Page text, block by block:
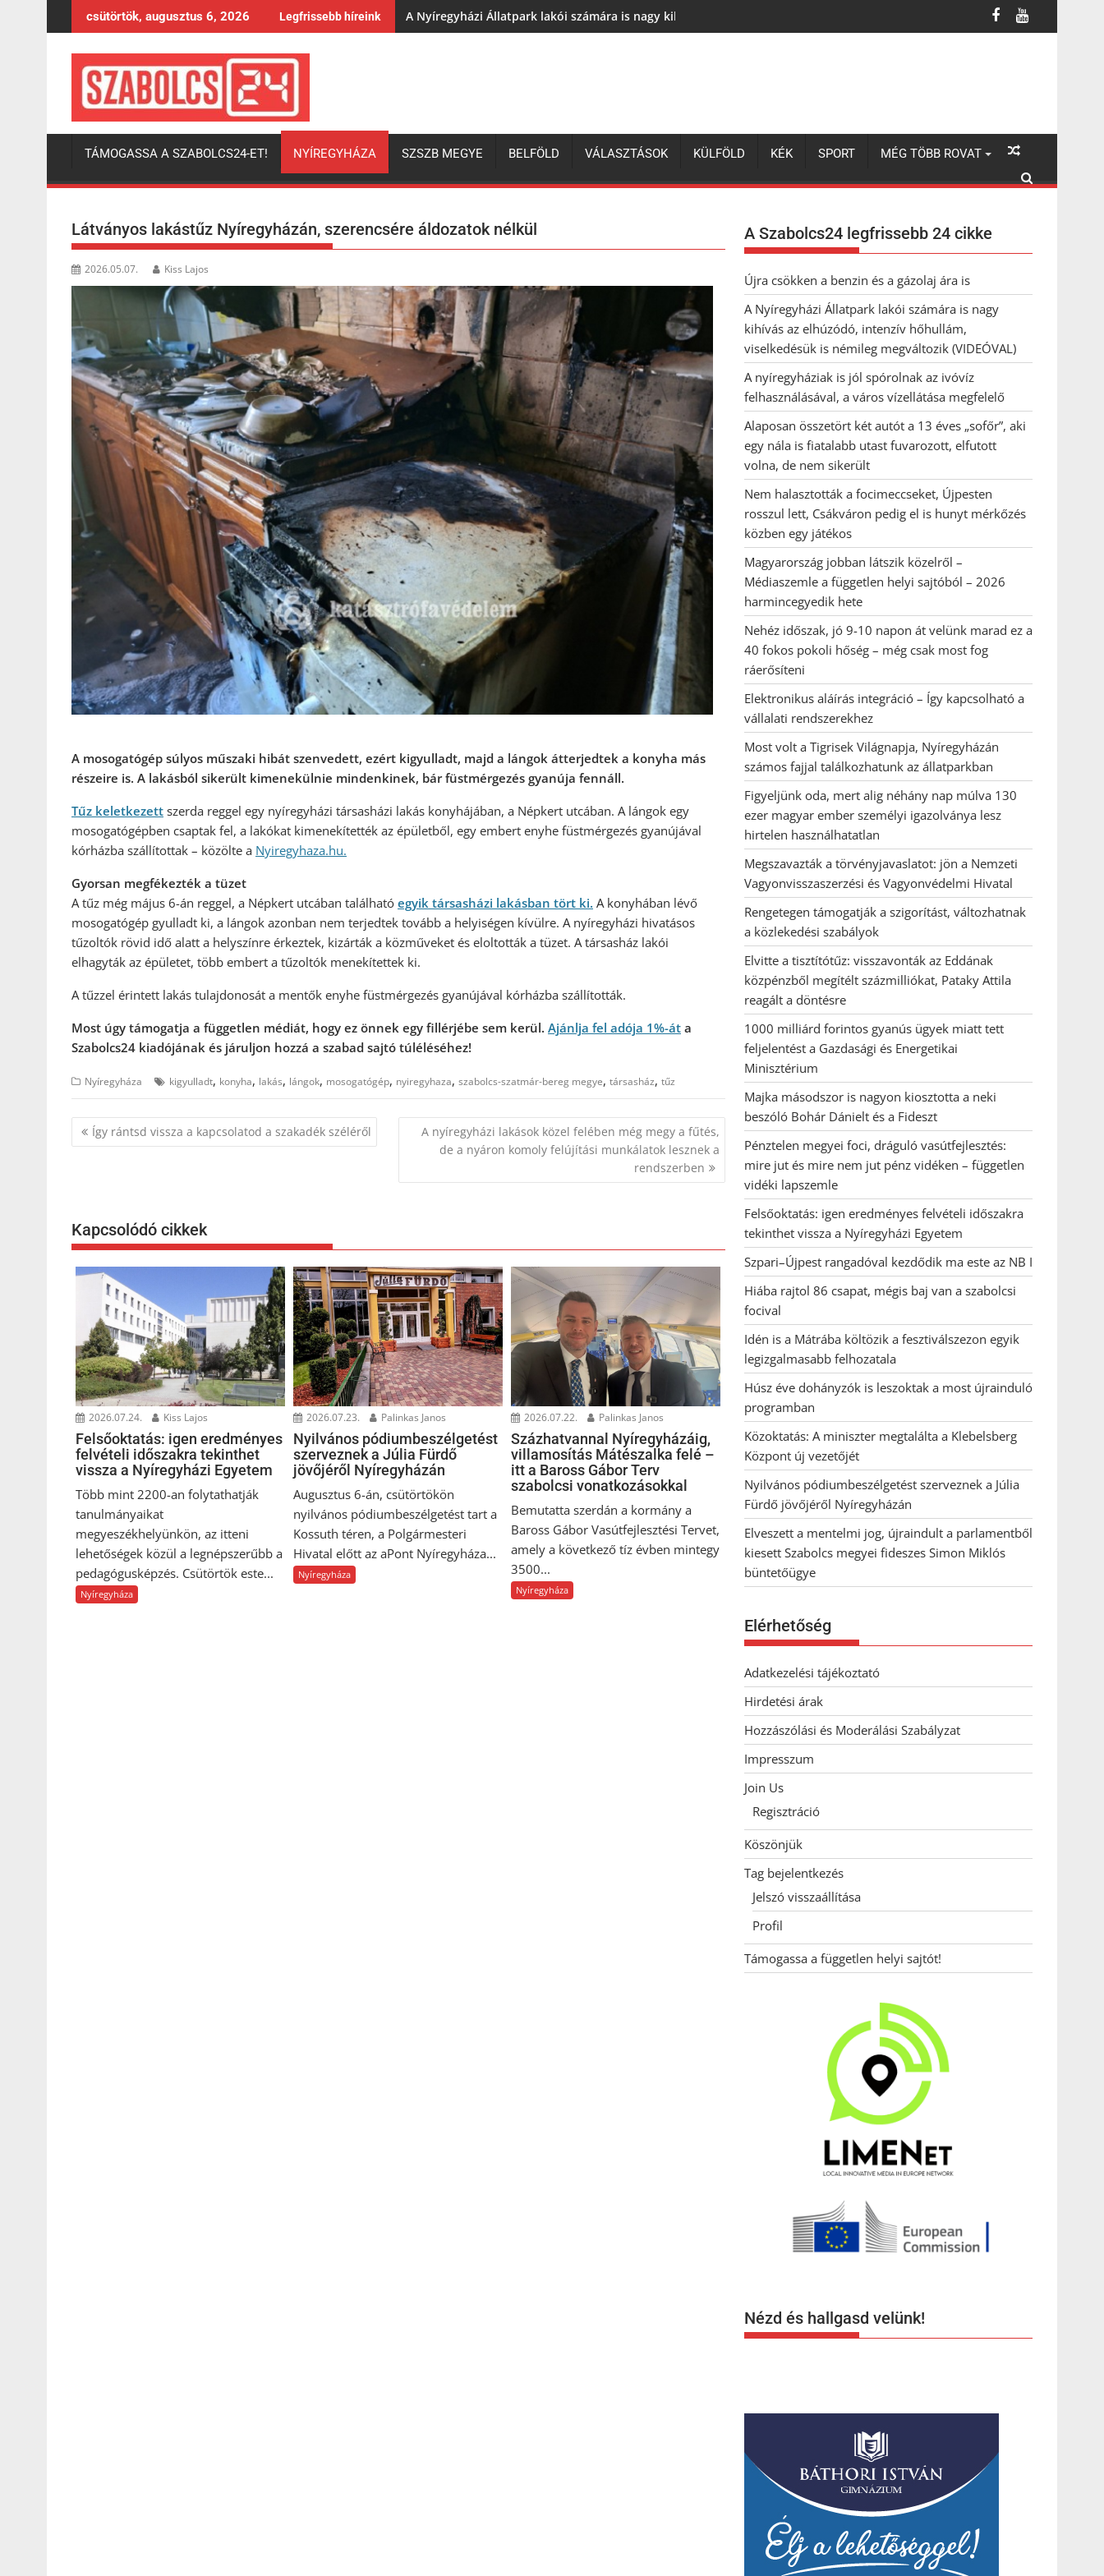
to
csütörtök, augusztus 6, 2026 Legfrissebb híreink A Nyíregyházi Állatpark lakói számára is nagy kihívás az elhúzódó, intenzív hőhullám, viselkedésük is némileg megváltozik
TÁMOGASSA A SZABOLCS24-ET! NYÍREGYHÁZA SZSZB MEGYE BELFÖLD VÁLASZTÁSOK KÜLFÖLD KÉK SPORT MÉG TÖBB ROVAT
Látványos lakástűz Nyíregyházán, szerencsére áldozatok nélkül
2026.05.07. Kiss Lajos
A mosogatógép súlyos műszaki hibát szenvedett, ezért kigyulladt, majd a lángok átterjedtek a konyha más
részeire is. A lakásból sikerült kimenekülnie mindenkinek, bár füstmérgezés gyanúja fennáll.
Tűz keletkezett szerda reggel egy nyíregyházi társasházi lakás konyhájában, a Népkert utcában. A lángok egy
mosogatógépben csaptak fel, a lakókat kimenekítették az épületből, egy embert enyhe füstmérgezés gyanújával
kórházba szállítottak – közölte a Nyiregyhaza.hu.
Gyorsan megfékezték a tüzet
A tűz még május 6-án reggel, a Népkert utcában található egyik társasházi lakásban tört ki. A konyhában lévő
mosogatógép gyulladt ki, a lángok azonban nem terjedtek tovább a helyiségen kívülre. A nyíregyházi hivatásos
tűzoltók rövid idő alatt a helyszínre érkeztek, kizárták a közműveket és eloltották a tüzet. A társasház lakói
elhagyták az épületet, több embert a tűzoltók menekítettek ki.
A tűzzel érintett lakás tulajdonosát a mentők enyhe füstmérgezés gyanújával kórházba szállították.
Most úgy támogatja a független médiát, hogy ez önnek egy fillérjébe sem kerül. Ajánlja fel adója 1%-át a
Szabolcs24 kiadójának és járuljon hozzá a szabad sajtó túléléséhez!
Nyíregyháza kigyulladt, konyha, lakás, lángok, mosogatógép, nyiregyhaza, szabolcs-szatmár-bereg megye, társasház, tűz
Bejegyzés
navigáció
Így rántsd vissza a kapcsolatod a szakadék széléről
A nyíregyházi lakások közel felében még megy a fűtés,
de a nyáron komoly felújítási munkálatok lesznek a
rendszerben
Kapcsolódó cikkek
2026.07.24. Kiss Lajos
Felsőoktatás: igen eredményes
felvételi időszakra tekinthet
vissza a Nyíregyházi Egyetem
Több mint 2200-an folytathatják
tanulmányaikat
megyeszékhelyünkön, az itteni
lehetőségek közül a legnépszerűbb a
pedagógusképzés. Csütörtök este...
Nyíregyháza
2026.07.23. Palinkas Janos
Nyilvános pódiumbeszélgetést
szerveznek a Júlia Fürdő
jövőjéről Nyíregyházán
Augusztus 6-án, csütörtökön
nyilvános pódiumbeszélgetést tart a
Kossuth téren, a Polgármesteri
Hivatal előtt az aPont Nyíregyháza...
Nyíregyháza
2026.07.22. Palinkas Janos
Százhatvannal Nyíregyházáig,
villamosítás Mátészalka felé –
itt a Baross Gábor Terv
szabolcsi vonatkozásokkal
Bemutatta szerdán a kormány a
Baross Gábor Vasútfejlesztési Tervet,
amely a következő tíz évben mintegy
3500...
Nyíregyháza
A Szabolcs24 legfrissebb 24 cikke
Újra csökken a benzin és a gázolaj ára is
A Nyíregyházi Állatpark lakói számára is nagy
kihívás az elhúzódó, intenzív hőhullám,
viselkedésük is némileg megváltozik (VIDEÓVAL)
A nyíregyháziak is jól spórolnak az ivóvíz
felhasználásával, a város vízellátása megfelelő
Alaposan összetört két autót a 13 éves „sofőr”, aki
egy nála is fiatalabb utast fuvarozott, elfutott
volna, de nem sikerült
Nem halasztották a focimeccseket, Újpesten
rosszul lett, Csákváron pedig el is hunyt mérkőzés
közben egy játékos
Magyarország jobban látszik közelről –
Médiaszemle a független helyi sajtóból – 2026
harmincegyedik hete
Nehéz időszak, jó 9-10 napon át velünk marad ez a
40 fokos pokoli hőség – még csak most fog
ráerősíteni
Elektronikus aláírás integráció – Így kapcsolható a
vállalati rendszerekhez
Most volt a Tigrisek Világnapja, Nyíregyházán
számos fajjal találkozhatunk az állatparkban
Figyeljünk oda, mert alig néhány nap múlva 130
ezer magyar ember személyi igazolványa lesz
hirtelen használhatatlan
Megszavazták a törvényjavaslatot: jön a Nemzeti
Vagyonvisszaszerzési és Vagyonvédelmi Hivatal
Rengetegen támogatják a szigorítást, változhatnak
a közlekedési szabályok
Elvitte a tisztítótűz: visszavonták az Eddának
közpénzből megítélt százmilliókat, Pataky Attila
reagált a döntésre
1000 milliárd forintos gyanús ügyek miatt tett
feljelentést a Gazdasági és Energetikai
Minisztérium
Majka másodszor is nagyon kiosztotta a neki
beszóló Bohár Dánielt és a Fideszt
Pénztelen megyei foci, dráguló vasútfejlesztés:
mire jut és mire nem jut pénz vidéken – független
vidéki lapszemle
Felsőoktatás: igen eredményes felvételi időszakra
tekinthet vissza a Nyíregyházi Egyetem
Szpari–Újpest rangadóval kezdődik ma este az NB I
Hiába rajtol 86 csapat, mégis baj van a szabolcsi
focival
Idén is a Mátrába költözik a fesztiválszezon egyik
legizgalmasabb felhozatala
Húsz éve dohányzók is leszoktak a most újrainduló
programban
Közoktatás: A miniszter megtalálta a Klebelsberg
Központ új vezetőjét
Nyilvános pódiumbeszélgetést szerveznek a Júlia
Fürdő jövőjéről Nyíregyházán
Elveszett a mentelmi jog, újraindult a parlamentből
kiesett Szabolcs megyei fideszes Simon Miklós
büntetőügye
Elérhetőség
Adatkezelési tájékoztató
Hirdetési árak
Hozzászólási és Moderálási Szabályzat
Impresszum
Join Us
Regisztráció
Köszönjük
Tag bejelentkezés
Jelszó visszaállítása
Profil
Támogassa a független helyi sajtót!
Nézd és hallgasd velünk!